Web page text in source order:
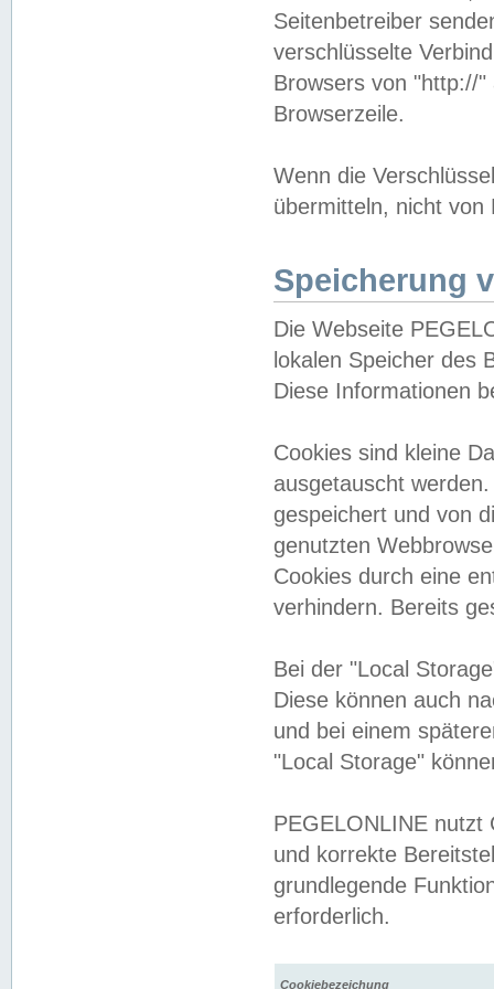
Seitenbetreiber
verschlüsselte
Browsers von "http://
Browserzeile.
Wenn die
übermitteln, nicht von
Speicherung
Die Webseite
lokalen Speicher des
Diese Informationen
Cookies sind kleine
ausgetauscht
gespeichert und von
genutzten
Cookies durch eine
verhindern. Bereits
Bei der "Local
Diese können auch
und bei einem
"Local Storage"
PEGELONLINE nutzt
und korrekte
grundlegende
erforderlich.
Cookiebezeichung